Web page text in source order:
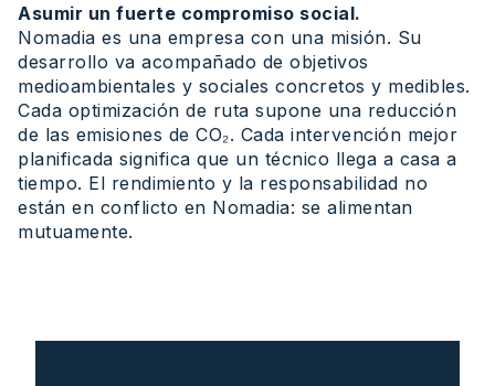
Asumir un fuerte compromiso social.
Nomadia es una empresa con una misión. Su
desarrollo va acompañado de objetivos
medioambientales y sociales concretos y medibles.
Cada optimización de ruta supone una reducción
de las emisiones de CO₂. Cada intervención mejor
planificada significa que un técnico llega a casa a
tiempo. El rendimiento y la responsabilidad no
están en conflicto en Nomadia: se alimentan
mutuamente.